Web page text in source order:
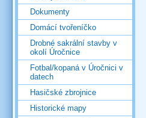
Dokumenty
Domácí tvořeníčko
Drobné sakrální stavby v
okolí Úročnice
Fotbal/kopaná v Úročnici v
datech
Hasičské zbrojnice
Historické mapy